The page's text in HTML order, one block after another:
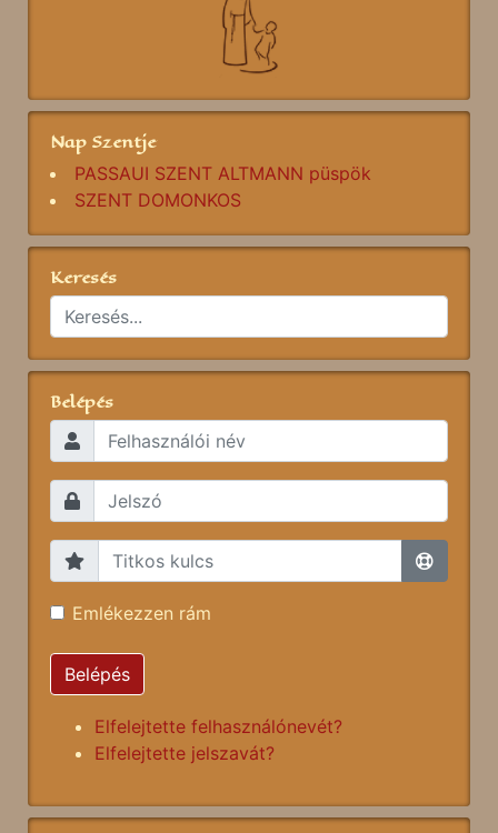
Nap Szentje
PASSAUI SZENT ALTMANN püspök
SZENT DOMONKOS
Keresés
Belépés
Emlékezzen rám
Belépés
Elfelejtette felhasználónevét?
Elfelejtette jelszavát?